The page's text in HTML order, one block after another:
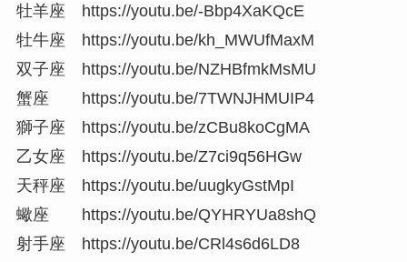
牡羊座 https://youtu.be/-Bbp4XaKQcE
牡牛座 https://youtu.be/kh_MWUfMaxM
双子座 https://youtu.be/NZHBfmkMsMU
蟹座 https://youtu.be/7TWNJHMUIP4
獅子座 https://youtu.be/zCBu8koCgMA
乙女座 https://youtu.be/Z7ci9q56HGw
天秤座 https://youtu.be/uugkyGstMpI
蠍座 https://youtu.be/QYHRYUa8shQ
射手座 https://youtu.be/CRl4s6d6LD8